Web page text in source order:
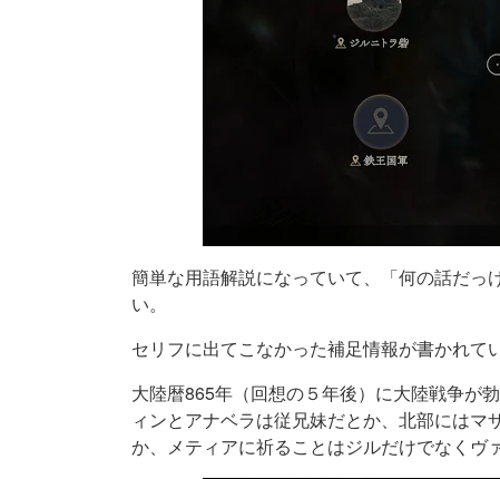
簡単な用語解説になっていて、「何の話だっ
い。
セリフに出てこなかった補足情報が書かれて
大陸暦865年（回想の５年後）に大陸戦争が
ィンとアナベラは従兄妹だとか、北部には
か、メティアに祈ることはジルだけでなくヴ